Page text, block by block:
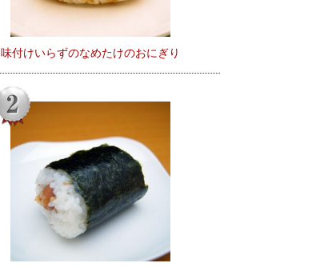
味付けいらずのなめたけのおにぎり